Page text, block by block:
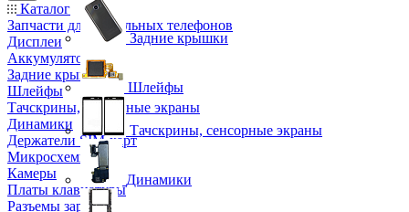
Каталог
Запчасти для мобильных телефонов
Дисплеи
Аккумуляторы
Задние крышки
Шлейфы
Тачскрины, сенсорные экраны
Динамики
Держатели SIM-карт
Микросхемы
Камеры
Платы клавиатуры
Разъемы зарядки
Задние крышки
Шлейфы
Тачскрины, сенсорные экраны
Динамики